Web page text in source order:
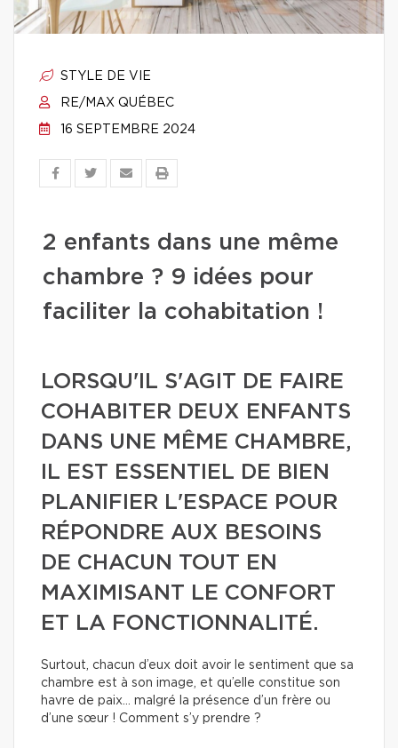
STYLE DE VIE
RE/MAX QUÉBEC
16 SEPTEMBRE 2024
2 enfants dans une même
chambre ? 9 idées pour
faciliter la cohabitation !
LORSQU'IL S'AGIT DE FAIRE
COHABITER DEUX ENFANTS
DANS UNE MÊME CHAMBRE,
IL EST ESSENTIEL DE BIEN
PLANIFIER L'ESPACE POUR
RÉPONDRE AUX BESOINS
DE CHACUN TOUT EN
MAXIMISANT LE CONFORT
ET LA FONCTIONNALITÉ.
Surtout, chacun d’eux doit avoir le sentiment que sa
chambre est à son image, et qu’elle constitue son
havre de paix… malgré la présence d’un frère ou
d’une sœur ! Comment s’y prendre ?